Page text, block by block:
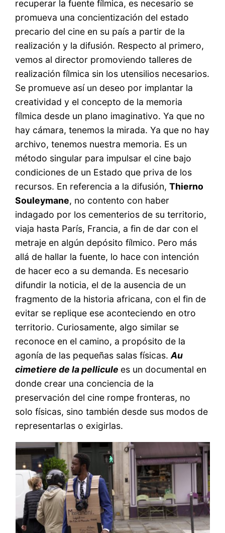
recuperar la fuente fílmica, es necesario se
promueva una concientización del estado
precario del cine en su país a partir de la
realización y la difusión. Respecto al primero,
vemos al director promoviendo talleres de
realización fílmica sin los utensilios necesarios.
Se promueve así un deseo por implantar la
creatividad y el concepto de la memoria
fílmica desde un plano imaginativo. Ya que no
hay cámara, tenemos la mirada. Ya que no hay
archivo, tenemos nuestra memoria. Es un
método singular para impulsar el cine bajo
condiciones de un Estado que priva de los
recursos. En referencia a la difusión,Thierno
Souleymane, no contento con haber
indagado por los cementerios de su territorio,
viaja hasta París, Francia, a fin de dar con el
metraje en algún depósito fílmico. Pero más
allá de hallar la fuente, lo hace con intención
de hacer eco a su demanda. Es necesario
difundir la noticia, el de la ausencia de un
fragmento de la historia africana, con el fin de
evitar se replique ese aconteciendo en otro
territorio. Curiosamente, algo similar se
reconoce en el camino, a propósito de la
agonía de las pequeñas salas físicas.Au
cimetiere de la pellicule es un documental en
donde crear una conciencia de la
preservación del cine rompe fronteras, no
solo físicas, sino también desde sus modos de
representarlas o exigirlas.